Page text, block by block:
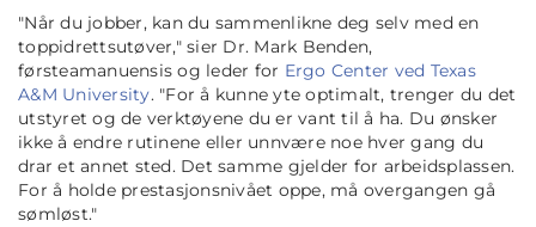
"Når du jobber, kan du sammenlikne deg selv med en
toppidrettsutøver,"sier Dr. Mark Benden,
førsteamanuensis og leder for Ergo Center ved Texas
A&M University. "For å kunne yte optimalt, trenger du det
utstyret og de verktøyene du er vant til å ha. Du ønsker
ikke å endre rutinene eller unnvære noe hver gang du
drar et annet sted. Det samme gjelder for arbeidsplassen.
For å holde prestasjonsnivået oppe, må overgangen gå
sømløst."